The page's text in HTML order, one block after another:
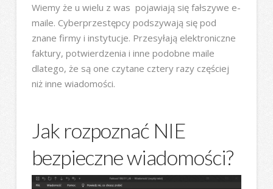
Wiemy że u wielu z was pojawiają się fałszywe e-
maile. Cyberprzestępcy podszywają się pod
znane firmy i instytucje. Przesyłają elektroniczne
faktury, potwierdzenia i inne podobne maile
dlatego, że są one czytane cztery razy częściej
niż inne wiadomości.
Jak rozpoznać NIE
bezpieczne wiadomości?